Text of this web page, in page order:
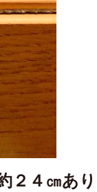
２４㎝あり